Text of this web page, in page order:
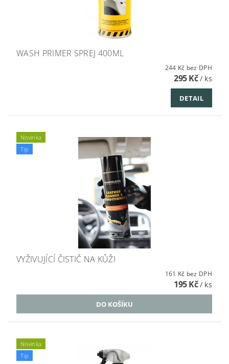
WASH PRIMER SPREJ 400ML
244 Kč bez DPH
295 Kč/ ks
DETAIL
Novinka
Tip
VYŽIVUJÍCÍ ČISTIČ NA KŮŽI
161 Kč bez DPH
195 Kč/ ks
Novinka
Tip